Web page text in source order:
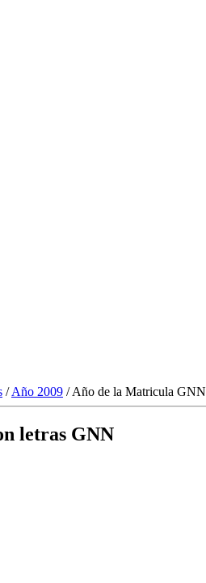
/Año 2009 / Año de la Matricula GNN
letras GNN